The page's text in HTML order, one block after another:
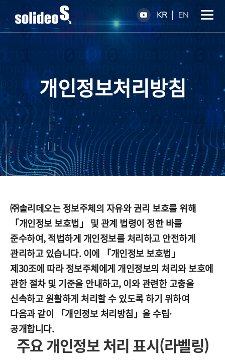
KR EN
개인정보처리방침
㈜솔리데오는 정보주체의 자유와 권리 보호를 위해
「개인정보 보호법」 및 관계 법령이 정한 바를
준수하여, 적법하게 개인정보를 처리하고 안전하게
관리하고 있습니다. 이에 「개인정보 보호법」
제30조에 따라 정보주체에게 개인정보의 처리와 보호에
관한 절차 및 기준을 안내하고, 이와 관련한 고충을
신속하고 원활하게 처리할 수 있도록 하기 위하여
다음과 같이 「개인정보 처리방침」을 수립·
공개합니다.
주요 개인정보 처리 표시(라벨링)